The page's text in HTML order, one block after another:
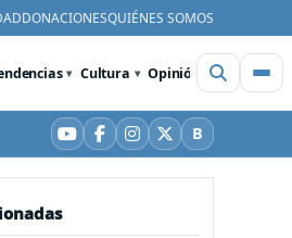
DONACIONESQUIÉNES SOMOS
Cultura Opinión Videos
YouTube
Facebook
Instagram
X BBluesky